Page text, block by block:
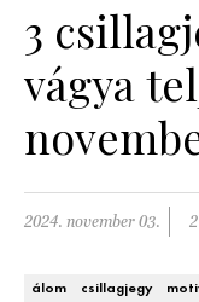
SZÉPSÉG
KULTÚRA
ÉLETMÓD
PÁRKAPCSOLAT
3
vágya
2024. november 03.
álom csillagjegy